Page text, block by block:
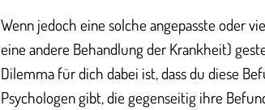
Wenn jedoch eine solche angepasste oder
eine andere Behandlung der Krankheit)
Dilemma für dich dabei ist, dass du diese
Psychologen gibt, die gegenseitig ihre